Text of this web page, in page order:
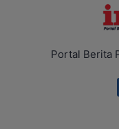
Portal Berita